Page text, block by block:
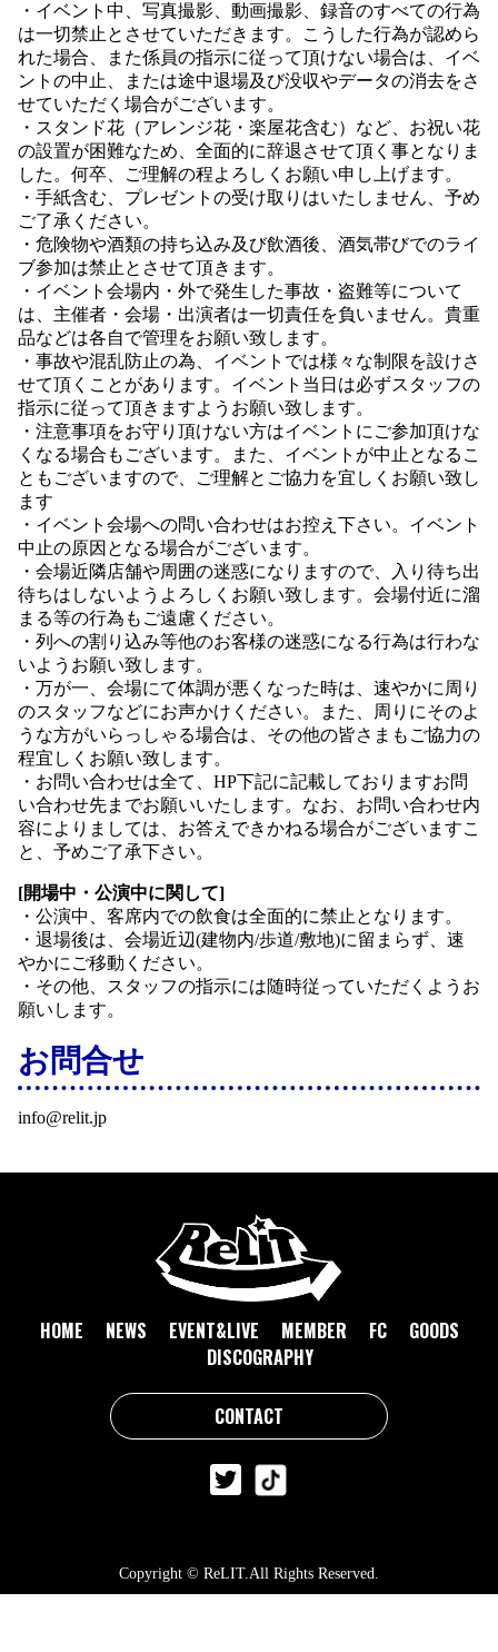
・イベント中、写真撮影、動画撮影、録音のすべての行為
は一切禁止とさせていただきます。こうした行為が認めら
れた場合、また係員の指示に従って頂けない場合は、イベ
ントの中止、または途中退場及び没収やデータの消去をさ
せていただく場合がございます。
・スタンド花（アレンジ花・楽屋花含む）など、お祝い花
の設置が困難なため、全面的に辞退させて頂く事となりま
した。何卒、ご理解の程よろしくお願い申し上げます。
・手紙含む、プレゼントの受け取りはいたしません、予め
ご了承ください。
・危険物や酒類の持ち込み及び飲酒後、酒気帯びでのライ
ブ参加は禁止とさせて頂きます。
・イベント会場内・外で発生した事故・盗難等について
は、主催者・会場・出演者は一切責任を負いません。貴重
品などは各自で管理をお願い致します。
・事故や混乱防止の為、イベントでは様々な制限を設けさ
せて頂くことがあります。イベント当日は必ずスタッフの
指示に従って頂きますようお願い致します。
・注意事項をお守り頂けない方はイベントにご参加頂けな
くなる場合もございます。また、イベントが中止となるこ
ともございますので、ご理解とご協力を宜しくお願い致し
ます
・イベント会場への問い合わせはお控え下さい。イベント
中止の原因となる場合がございます。
・会場近隣店舗や周囲の迷惑になりますので、入り待ち出
待ちはしないようよろしくお願い致します。会場付近に溜
まる等の行為もご遠慮ください。
・列への割り込み等他のお客様の迷惑になる行為は行わな
いようお願い致します。
・万が一、会場にて体調が悪くなった時は、速やかに周り
のスタッフなどにお声かけください。また、周りにそのよ
うな方がいらっしゃる場合は、その他の皆さまもご協力の
程宜しくお願い致します。
・お問い合わせは全て、HP下記に記載しておりますお問
い合わせ先までお願いいたします。なお、お問い合わせ内
容によりましては、お答えできかねる場合がございますこ
と、予めご了承下さい。
[開場中・公演中に関して]
・公演中、客席内での飲食は全面的に禁止となります。
・退場後は、会場近辺(建物内/歩道/敷地)に留まらず、速
やかにご移動ください。
・その他、スタッフの指示には随時従っていただくようお
願いします。
お問合せ
info@relit.jp
HOME NEWS EVENT&LIVE MEMBER FC
GOODS
DISCOGRAPHY
CONTACT
Copyright © ReLIT.All Rights Reserved.